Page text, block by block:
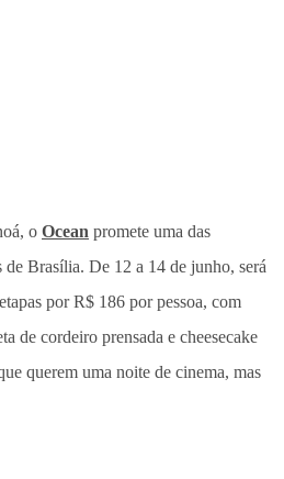
o Ocean promete uma das
de Brasília. De 12 a 14 de junho, será
por R$ 186 por pessoa, com
de cordeiro prensada e cheesecake
querem uma noite de cinema, mas